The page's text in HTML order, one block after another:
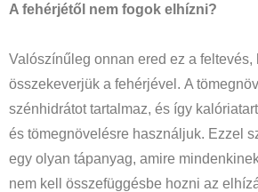
A fehérjétől nem fogok elhízni?
Valószínűleg onnan ered ez a feltevés,
összekeverjük a fehérjével. A
szénhidrátot tartalmaz, és így
és tömegnövelésre használjuk. Ezzel
egy olyan tápanyag, amire
nem kell összefüggésbe hozni az